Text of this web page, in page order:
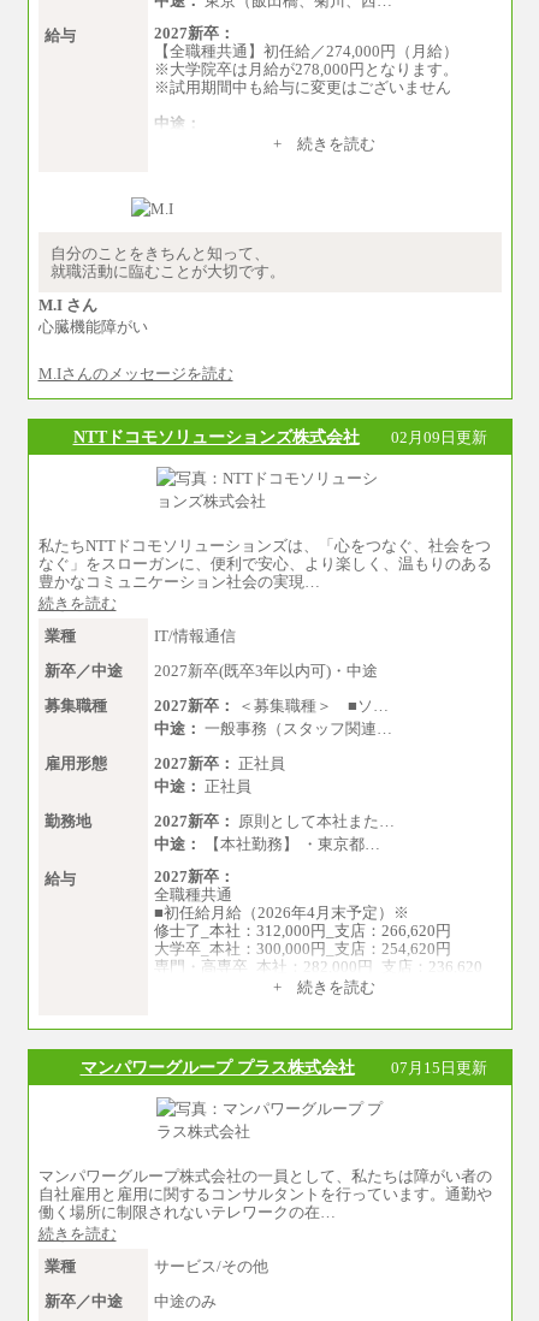
給与
2027新卒：
【全職種共通】初任給／274,000円（月給）
※大学院卒は月給が278,000円となります。
※試用期間中も給与に変更はございません
中途：
（１）～（４）274,000円（月給）～
※業務内容・勤務形態に応じて、上記給与の範
※試用期間中も給与に変更はございません
+ 続きを読む
自分のことをきちんと知って、
就職活動に臨むことが大切です。
M.I さん
心臓機能障がい
M.Iさんのメッセージを読む
NTTドコモソリューションズ株式会社 02月09日更新
私たちNTTドコモソリューションズは、「心をつなぐ、社会をつ
なぐ」をスローガンに、便利で安心、より楽しく、温もりのある
豊かなコミュニケーション社会の実現…
続きを読む
業種
IT/情報通信
新卒／中途
2027新卒(既卒3年以内可)・中途
募集職種
2027新卒：
＜募集職種＞ ■ソ…
中途： 一般事務（スタッフ関連…
雇用形態
2027新卒： 正社員
中途： 正社員
勤務地
2027新卒： 原則として本社また…
中途：
【本社勤務】 ・東京都…
給与
2027新卒：
全職種共通
■初任給月給（2026年4月末予定）※
修士了_本社：312,000円_支店：266,620円
大学卒_本社：300,000円_支店：254,620円
専門・高専卒_本社：282,000円_支店：236,620
月給（本社）：213,030円＋諸手当
月給（支店）：164,920円～189,700円＋諸手当
※試用期間中も給与に変更はございません。
※上記はフルタイム勤務で残業ゼロの場合の標
準的な月額モデルとして掲載。
年収（本社）：330万～380万（フルタイムで標
準的なボーナス込みの金額です。上限金額は全
社平均20時間の残業込み）
年収（支店）：260万～340万（フルタイムで標
社平均20時間の残業込み）
※年1回評価に応じて昇給有り。(上限あり)
※雇用形態についての補足：事務系職務限定の
正社員となります
+ 続きを読む
マンパワーグループ プラス株式会社 07月15日更新
マンパワーグループ株式会社の一員として、私たちは障がい者の
自社雇用と雇用に関するコンサルタントを行っています。通勤や
働く場所に制限されないテレワークの在…
続きを読む
業種
サービス/その他
新卒／中途
中途のみ